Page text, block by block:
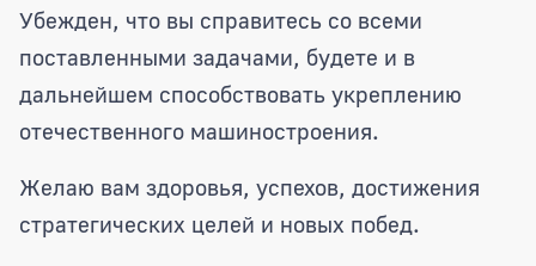
Убежден, что вы справитесь со всеми
поставленными задачами, будете и в
дальнейшем способствовать укреплению
отечественного машиностроения.
Желаю вам здоровья, успехов, достижения
стратегических целей и новых побед.